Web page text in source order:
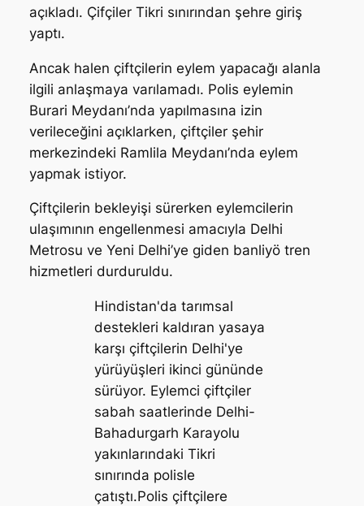
açıkladı. Çifçiler Tikri sınırından şehre giriş
yaptı.
Ancak halen çiftçilerin eylem yapacağı alanla
ilgili anlaşmaya varılamadı. Polis eylemin
Burari Meydanı’nda yapılmasına izin
verileceğini açıklarken, çiftçiler şehir
merkezindeki Ramlila Meydanı’nda eylem
yapmak istiyor.
Çiftçilerin bekleyişi sürerken eylemcilerin
ulaşımının engellenmesi amacıyla Delhi
Metrosu ve Yeni Delhi’ye giden banliyö tren
hizmetleri durduruldu.
Hindistan'da tarımsal
destekleri kaldıran yasaya
karşı çiftçilerin Delhi'ye
yürüyüşleri ikinci gününde
sürüyor. Eylemci çiftçiler
sabah saatlerinde Delhi-
Bahadurgarh Karayolu
yakınlarındaki Tikri
sınırında polisle
çatıştı.Polis çiftçilere